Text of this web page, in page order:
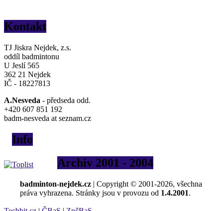
Kontakt
TJ Jiskra Nejdek, z.s.
oddíl badmintonu
U Jeslí 565
362 21 Nejdek
IČ - 18227813
A.Nesveda - předseda odd.
+420 607 851 192
badm-nesveda at seznam.cz
Info
Archiv 2001 - 2004
badminton-nejdek.cz | Copyright © 2001-2026, všechna
práva vyhrazena. Stránky jsou v provozu od 1.4.2001.